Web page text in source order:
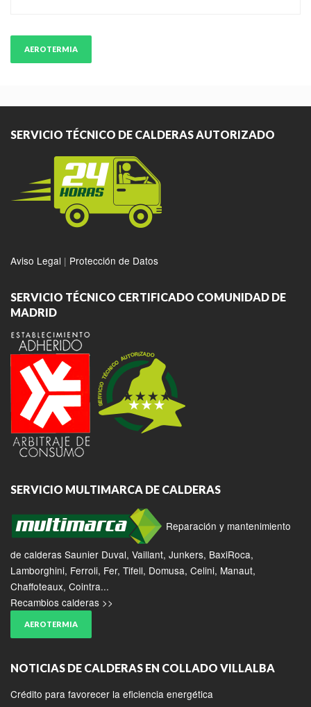
AEROTERMIA
SERVICIO TÉCNICO DE CALDERAS AUTORIZADO
Aviso Legal | Protección de Datos
SERVICIO TÉCNICO CERTIFICADO COMUNIDAD DE
MADRID
SERVICIO MULTIMARCA DE CALDERAS
Reparación y mantenimiento
de calderas Saunier Duval, Vaillant, Junkers, BaxiRoca,
Lamborghini, Ferroli, Fer, Tifell, Domusa, Celini, Manaut,
Chaffoteaux, Cointra...
Recambios calderas >>
AEROTERMIA
NOTICIAS DE CALDERAS EN COLLADO VILLALBA
Crédito para favorecer la eficiencia energética